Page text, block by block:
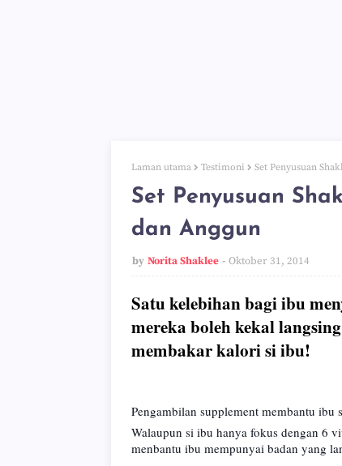
Laman utama Testimoni Set Penyusuan
Set Penyusuan
dan Anggun
by Norita Shaklee Oktober 31, 2014
Satu kelebihan bagi ibu
mereka boleh kekal
membakar kalori si ibu!
Pengambilan supplement membantu ibu
Walaupun si ibu hanya fokus dengan 6
menbantu ibu mempunyai badan yang